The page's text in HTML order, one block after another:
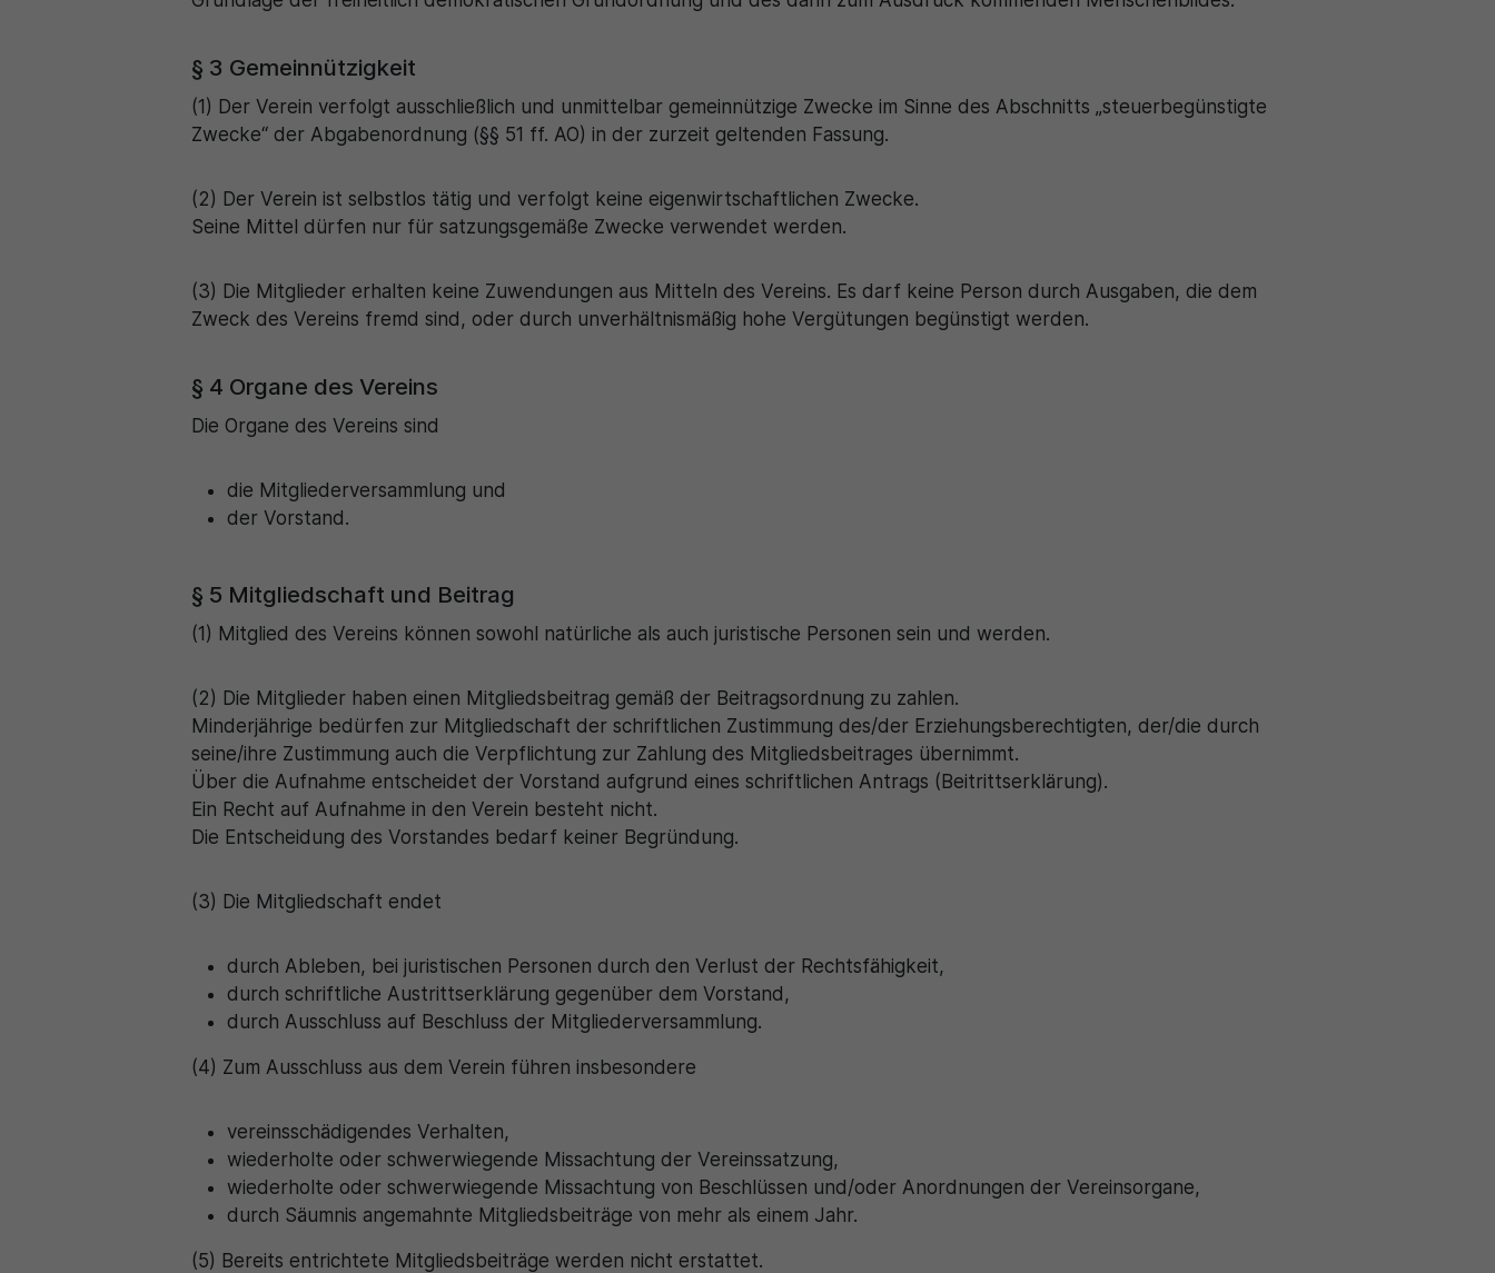
§ 3 Gemeinnützigkeit
(1) Der Verein verfolgt ausschließlich und unmittelbar gemeinnützige Zwecke im Sinne des Abschnitts „steuerbegünstigte
Zwecke“ der Abgabenordnung (§§ 51 ff. AO) in der zurzeit geltenden Fassung.
(2) Der Verein ist selbstlos tätig und verfolgt keine eigenwirtschaftlichen Zwecke.
Seine Mittel dürfen nur für satzungsgemäße Zwecke verwendet werden.
(3) Die Mitglieder erhalten keine Zuwendungen aus Mitteln des Vereins. Es darf keine Person durch Ausgaben, die dem
Zweck des Vereins fremd sind, oder durch unverhältnismäßig hohe Vergütungen begünstigt werden.
§ 4 Organe des Vereins
Die Organe des Vereins sind
die Mitgliederversammlung und
der Vorstand.
§ 5 Mitgliedschaft und Beitrag
(1) Mitglied des Vereins können sowohl natürliche als auch juristische Personen sein und werden.
(2) Die Mitglieder haben einen Mitgliedsbeitrag gemäß der Beitragsordnung zu zahlen.
Minderjährige bedürfen zur Mitgliedschaft der schriftlichen Zustimmung des/der Erziehungsberechtigten, der/die durch
seine/ihre Zustimmung auch die Verpflichtung zur Zahlung des Mitgliedsbeitrages übernimmt.
Über die Aufnahme entscheidet der Vorstand aufgrund eines schriftlichen Antrags (Beitrittserklärung).
Ein Recht auf Aufnahme in den Verein besteht nicht.
Die Entscheidung des Vorstandes bedarf keiner Begründung.
(3) Die Mitgliedschaft endet
durch Ableben, bei juristischen Personen durch den Verlust der Rechtsfähigkeit,
durch schriftliche Austrittserklärung gegenüber dem Vorstand,
durch Ausschluss auf Beschluss der Mitgliederversammlung.
(4) Zum Ausschluss aus dem Verein führen insbesondere
vereinsschädigendes Verhalten,
wiederholte oder schwerwiegende Missachtung der Vereinssatzung,
wiederholte oder schwerwiegende Missachtung von Beschlüssen und/oder Anordnungen der Vereinsorgane,
durch Säumnis angemahnte Mitgliedsbeiträge von mehr als einem Jahr.
(5) Bereits entrichtete Mitgliedsbeiträge werden nicht erstattet.
Zweck
generierte ID, für die historische Speicherung
Details wie die eindeutige Besucher-ID zu
Name _pk_ses\..*$
Laufzeit 30 Minuten
Zweck
vorübergehende Daten des Besuchs zu
speichern.